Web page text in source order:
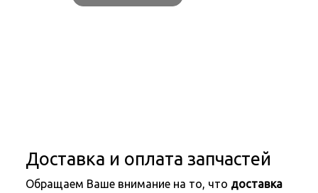
Доставка и оплата запчастей
Обращаем Ваше внимание на то, что доставка